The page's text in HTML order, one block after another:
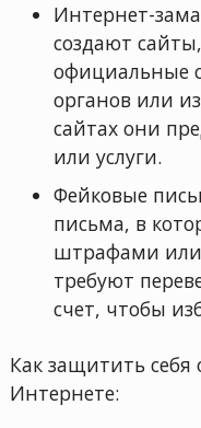
Интернет-
создают
официальные
органов или
сайтах они
или услуги.
Фейковые
письма, в
штрафами
требуют
счет, чтобы
Как защитить
Интернете: